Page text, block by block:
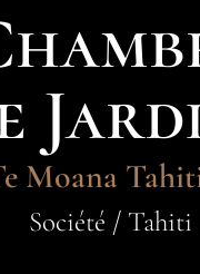
Moana
Société / Tahiti